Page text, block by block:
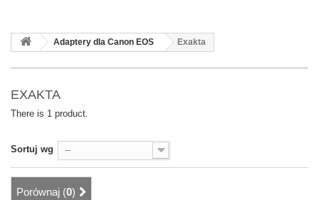
Adaptery dla Canon EOS Exakta
EXAKTA
There is 1 product.
Sortuj wg --
Porównaj (0)